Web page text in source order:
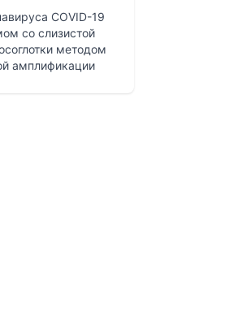
COVID-19
со слизистой
методом
амплификации